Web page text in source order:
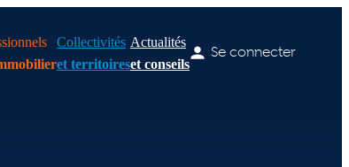
Collectivités
et territoires
Actualités
et conseils
Se connecter